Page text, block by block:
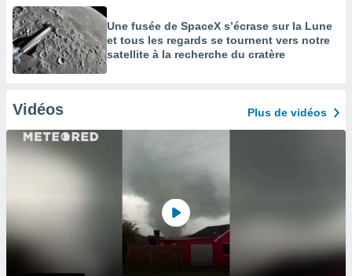
Une fusée de SpaceX s’écrase sur la Lune
et tous les regards se tournent vers notre
satellite à la recherche du cratère
Vidéos Plus de vidéos